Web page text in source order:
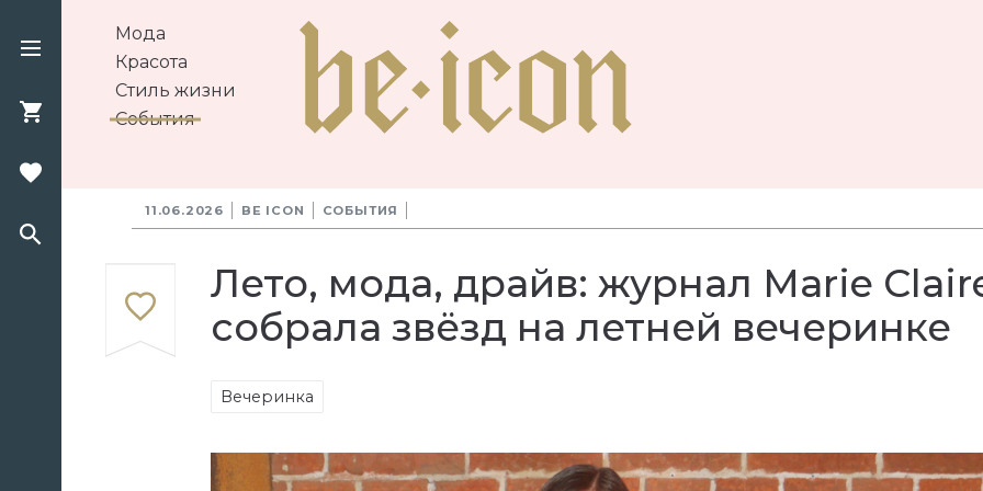
Мода
Красота
Стиль жизни
События
11.06.2026 BE ICON СОБЫТИЯ
Лето, мода, драйв: журнал Marie
собрала звёзд на летней вечеринке
Вечеринка